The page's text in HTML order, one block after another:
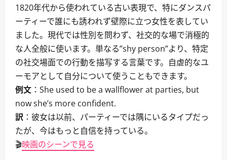
1820年代から使われている古い表現で、特にダンスパ
ーティーで誰にも誘われず壁際に立つ女性を表してい
ました。現代では性別を問わず、社交的な場で消極的
な人全般に使います。単なる”shy person”より、特定
の社交場面での行動を描写する言葉です。自虐的なユ
ーモアとして自分について使うこともできます。
例文 ：She used to be a wallflower at parties, but
now she’s more confident.
訳 ：彼女は以前、パーティーでは隅にいるタイプだっ
たが、今はもっと自信を持っている。
🎬映画のシーンで見る